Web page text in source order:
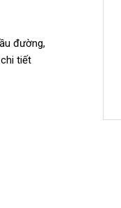
đường,
tiết